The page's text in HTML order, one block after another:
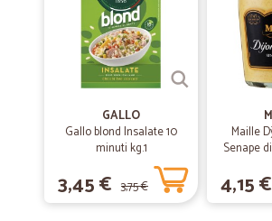
Grazie mille di tutto❤
Grazie mille di tutto❤
Sono soddisfattisima della serietà di…
Sono soddisfattisima della serietà di questa
ptodotti corrispondono alle foto che sono sul sito
GALLO
Gallo blond Insalate 10
minuti kg.1
3,45 € 3,75 €
Maille
Senape
4,15 €